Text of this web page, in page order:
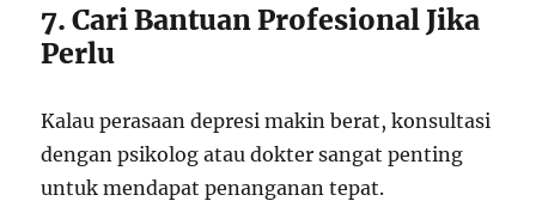
7. Cari Bantuan Profesional Jika
Perlu
Kalau perasaan depresi makin berat, konsultasi
dengan psikolog atau dokter sangat penting
untuk mendapat penanganan tepat.